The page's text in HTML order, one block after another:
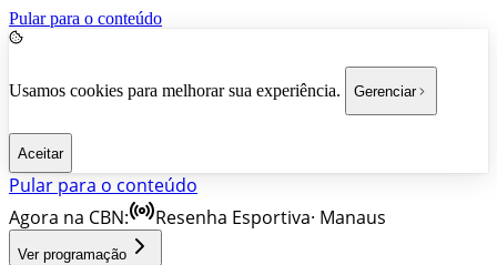
Pular para o conteúdo
Usamos cookies para melhorar sua experiência. Gerenciar
Aceitar
Pular para o conteúdo
Agora na CBN:
Resenha Esportiva· Manaus
Ver programação